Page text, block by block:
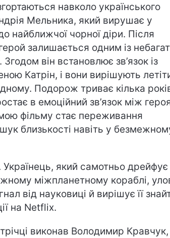
навколо українського
Мельника, який вирушає у
найближчої чорної діри. Після
залишається одним із
він встановлює зв’язок із
Катрін, і вони вирішують
Подорож триває кілька
в емоційний зв’язок між
фільму стає переживання
близькості навіть у
який самотньо дрейфує
міжпланетному кораблі,
від науковиці й вирішує її
на Netflix.
виконав Володимир